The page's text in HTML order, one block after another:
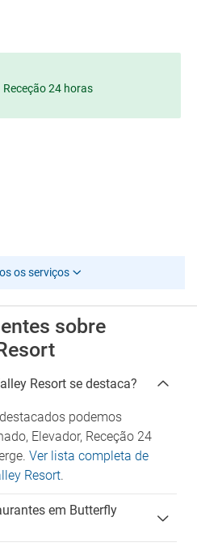
Receção 24 horas
os serviços
sobre
Resort se destaca?
podemos
Elevador, Receção 24
Ver lista completa de
Resort.
em Butterfly